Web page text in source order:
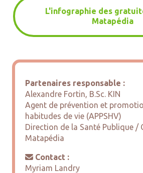
L'infographie des
Matapédia
Partenaires responsable :
Alexandre Fortin, B.Sc. KIN
Agent de prévention et
habitudes de vie (APPSHV)
Direction de la Santé Publique /
Matapédia
 Contact :
Myriam Landry